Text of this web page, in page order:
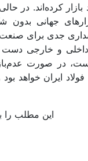
کرده‌‌‌اند. در
جهانی
جدی برای صنعت
داخلی و خارجی
است، در صورت
ایران خواهد
این مطلب را